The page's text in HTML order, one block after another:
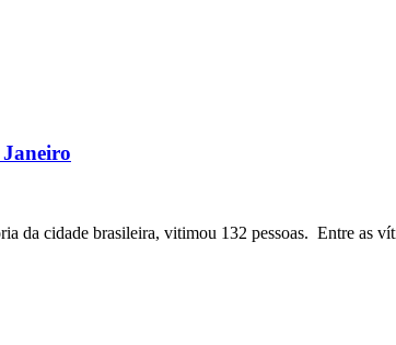
da cidade brasileira, vitimou 132 pessoas. Entre as